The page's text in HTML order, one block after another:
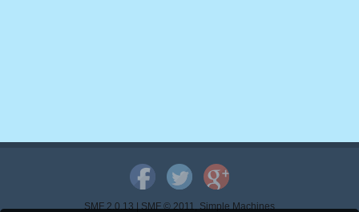
SMF 2.0.13|SMF © 2011,Simple Machines